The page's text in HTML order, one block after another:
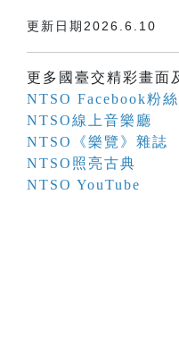
更新日期2026.6.10
更多國臺交精彩畫面
NTSO Facebook粉
NTSO線上音樂廳
NTSO《樂覽》雜誌
NTSO照亮古典
NTSO YouTube